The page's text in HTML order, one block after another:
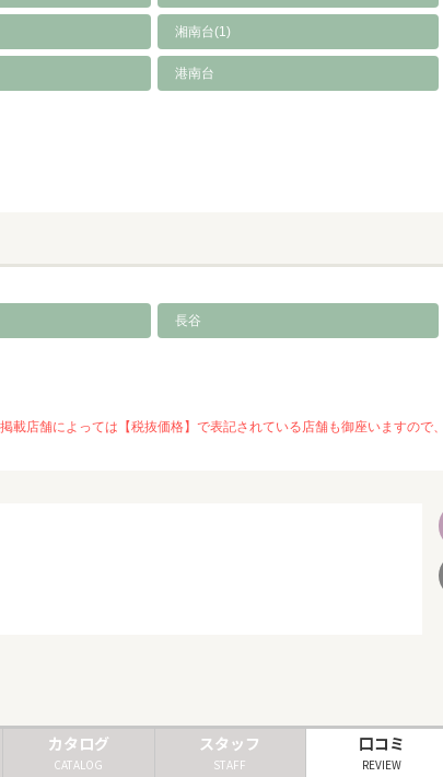
湘南台(1)
港南台
長谷
店舗によっては【税抜価格】で表記されている店舗も御座いますので
カタログ
CATALOG
スタッフ
STAFF
口コミ
REVIEW